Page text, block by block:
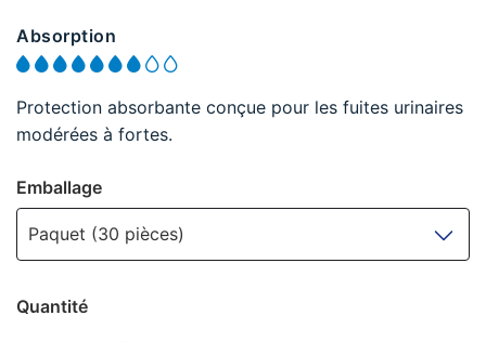
Absorption
Protection absorbante conçue pour les fuites urinaires
modérées à fortes.
Emballage
Paquet (30 pièces)
Quantité